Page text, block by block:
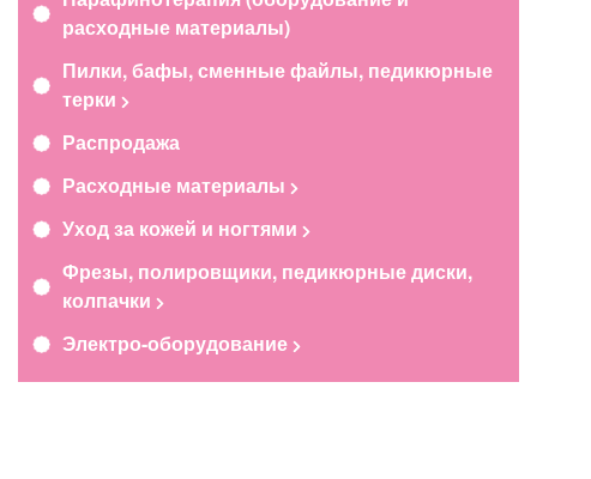
расходные материалы)
Пилки, бафы, сменные файлы, педикюрные
терки
Распродажа
Расходные материалы
Уход за кожей и ногтями
Фрезы, полировщики, педикюрные диски,
колпачки
Электро-оборудование